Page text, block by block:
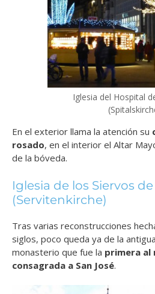
Iglesia del Hospital
En el exterior llama la atención su
rosado, en el interior el Altar
de la bóveda.
Iglesia de los Siervos
(Servitenkirche)
Tras varias reconstrucciones
siglos, poco queda ya de la
monasterio que fue la primera al
consagrada a San José.